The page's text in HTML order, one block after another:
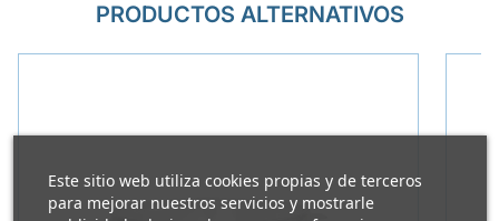
Este sitio web utiliza cookies propias y de terceros
para mejorar nuestros servicios y mostrarle
PRODUCTOS ALTERNATIVOS